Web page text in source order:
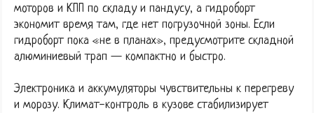
моторов и КПП по складу и пандусу, а гидроборт
экономит время там, где нет погрузочной зоны. Если
гидроборт пока «не в планах», предусмотрите складной
алюминиевый трап — компактно и быстро.
Электроника и аккумуляторы чувствительны к перегреву
и морозу. Климат-контроль в кузове стабилизирует